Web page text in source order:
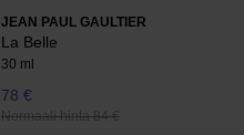
JEAN PAUL GAULTIER
La Belle
30 ml
78 €
Normaali hinta 84 €